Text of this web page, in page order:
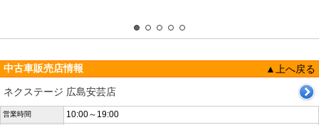
中古車販売店情報
▲上へ戻る
ネクステージ 広島安芸店
営業時間 10:00～19:00